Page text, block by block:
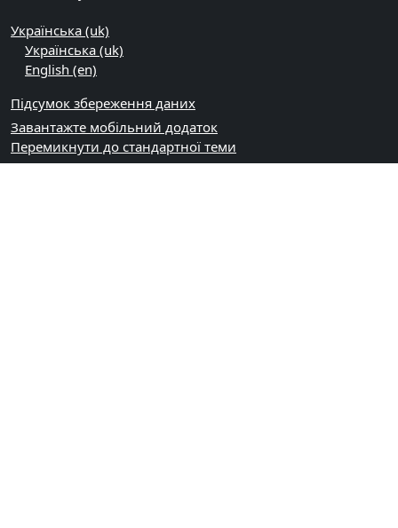
Українська ‎(uk)‎
Українська ‎(uk)‎
English ‎(en)‎
Підсумок збереження даних
Завантажте мобільний додаток
Перемикнути до стандартної теми